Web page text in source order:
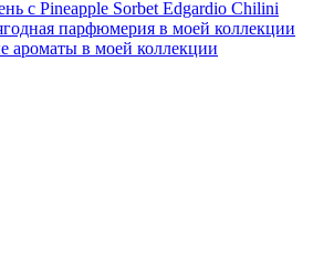
с Pineapple Sorbet Edgardio Chilini
парфюмерия в моей коллекции
ароматы в моей коллекции